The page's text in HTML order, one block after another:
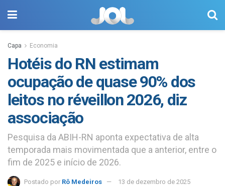
Capa Economia
Hotéis do RN estimam
ocupação de quase 90% dos
leitos no réveillon 2026, diz
associação
Pesquisa da ABIH-RN aponta expectativa de alta
temporada mais movimentada que a anterior, entre o
fim de 2025 e início de 2026.
Postado por Rô Medeiros 13 de dezembro de 2025